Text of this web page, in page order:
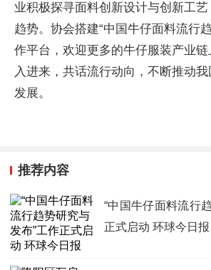
业积极探寻面料创新设计与创新工
趋势。协会搭建“中国牛仔面料流行
作平台，欢迎更多的牛仔服装产业
入进来，共话流行动向，不断推动
发展。
推荐内容
“中国牛仔面料流行
正式启动 环球今日报